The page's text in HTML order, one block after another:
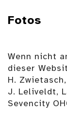
Fotos
Wenn nicht
dieser
H.
J. Leliveldt,
Sevencity